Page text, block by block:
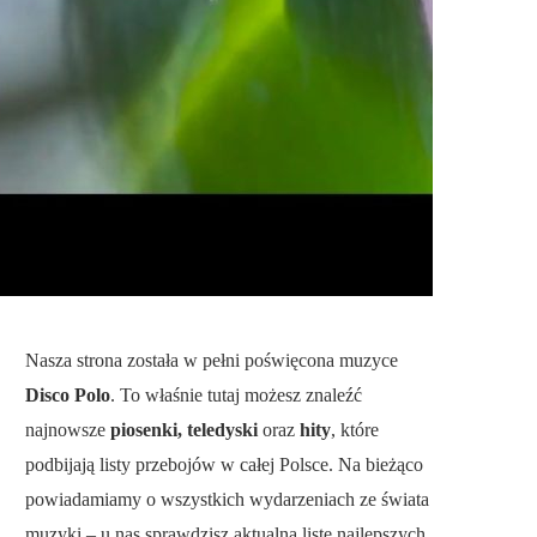
Nasza strona została w pełni poświęcona muzyce
Disco Polo. To właśnie tutaj możesz znaleźć
najnowsze piosenki, teledyski oraz hity, które
podbijają listy przebojów w całej Polsce. Na bieżąco
powiadamiamy o wszystkich wydarzeniach ze świata